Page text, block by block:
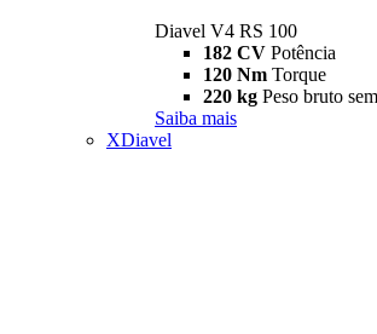
Diavel V4 RS 100
182 CV Potência
120 Nm Torque
220 kg Peso bruto
Saiba mais
XDiavel